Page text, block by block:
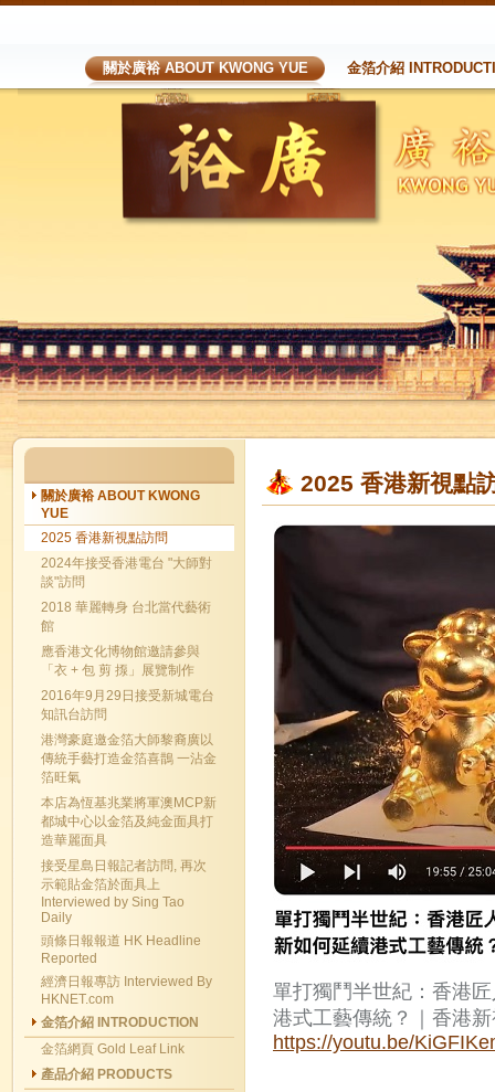
關於廣裕 ABOUT KWONG YUE 金箔介紹
關於廣裕 ABOUT KWONG
YUE
2025 香港新視點訪問
2024年接受香港電台 "大師對
談"訪問
2018 華麗轉身 台北當代藝術
館
應香港文化博物館邀請參與
「衣 + 包 剪 揼」展覽制作
2016年9月29日接受新城電台
知訊台訪問
港灣豪庭邀金箔大師黎裔廣以
傳統手藝打造金箔喜鵲 一沾金
箔旺氣
本店為恆基兆業將軍澳MCP新
都城中心以金箔及純金面具打
造華麗面具
接受星島日報記者訪問, 再次
示範貼金箔於面具上
Interviewed by Sing Tao
Daily
頭條日報報道 HK Headline
Reported
經濟日報專訪 Interviewed By
HKNET.com
金箔介紹 INTRODUCTION
金箔網頁 Gold Leaf Link
產品介紹 PRODUCTS
2025 香港新視點
單打獨鬥半世紀：香港
港式工藝傳統？｜香港
https://youtu.be/